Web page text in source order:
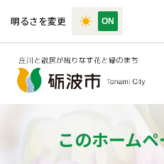
明るさを変更
このホーム